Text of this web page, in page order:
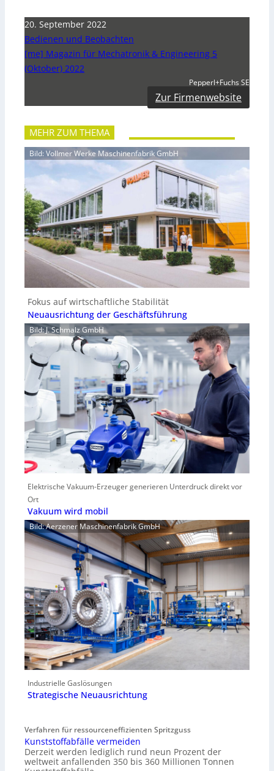
20. September 2022
Bedienen und Beobachten
[me] Magazin für Mechatronik & Engineering 5
(Oktober) 2022
Pepperl+Fuchs SE
Zur Firmenwebsite
MEHR ZUM THEMA
Bild: Vollmer Werke Maschinenfabrik GmbH
Fokus auf wirtschaftliche Stabilität
Neuausrichtung der Geschäftsführung
Bild: J. Schmalz GmbH
Elektrische Vakuum-Erzeuger generieren Unterdruck direkt vor
Ort
Vakuum wird mobil
Bild: Aerzener Maschinenfabrik GmbH
Industrielle Gaslösungen
Strategische Neuausrichtung
Verfahren für ressourceneffizienten Spritzguss
Kunststoffabfälle vermeiden
Derzeit werden lediglich rund neun Prozent der
weltweit anfallenden 350 bis 360 Millionen Tonnen